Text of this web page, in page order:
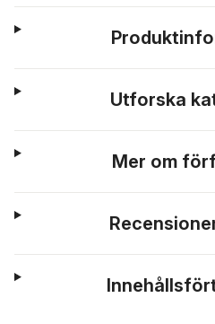
Utforska
Mer om